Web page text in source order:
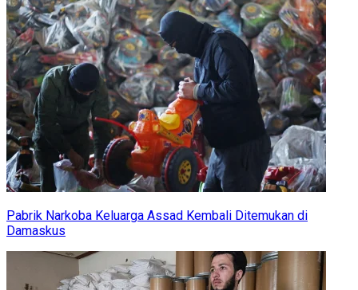
Pabrik Narkoba Keluarga Assad Kembali Ditemukan di
Damaskus